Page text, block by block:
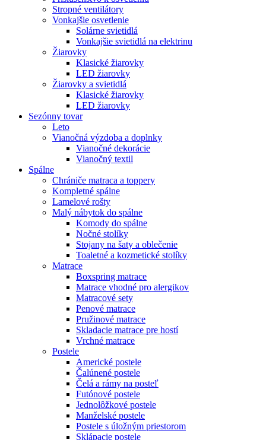
Stropné ventilátory
Vonkajšie osvetlenie
Solárne svietidlá
Vonkajšie svietidlá na elektrinu
Žiarovky
Klasické žiarovky
LED žiarovky
Žiarovky a svietidlá
Klasické žiarovky
LED žiarovky
Sezónny tovar
Leto
Vianočná výzdoba a doplnky
Vianočné dekorácie
Vianočný textil
Spálne
Chrániče matraca a toppery
Kompletné spálne
Lamelové rošty
Malý nábytok do spálne
Komody do spálne
Nočné stolíky
Stojany na šaty a oblečenie
Toaletné a kozmetické stolíky
Matrace
Boxspring matrace
Matrace vhodné pro alergikov
Matracové sety
Penové matrace
Pružinové matrace
Skladacie matrace pre hostí
Vrchné matrace
Postele
Americké postele
Čalúnené postele
Čelá a rámy na posteľ
Futónové postele
Jednolôžkové postele
Manželské postele
Postele s úložným priestorom
Sklápacie postele